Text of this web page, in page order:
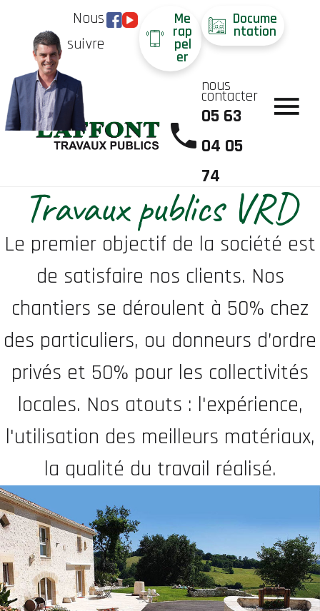
Nous
suivre
Me
rap
pel
er
Docume
ntation
nous
contacter
05 63
04 05
74
Travaux publics VRD
Le premier objectif de la société est
de satisfaire nos clients. Nos
chantiers se déroulent à 50% chez
des particuliers, ou donneurs d’ordre
privés et 50% pour les collectivités
locales. Nos atouts : l'expérience,
l'utilisation des meilleurs matériaux,
la qualité du travail réalisé.